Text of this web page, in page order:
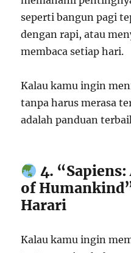
seperti bangun pagi
dengan rapi, atau
membaca setiap hari.
Kalau kamu ingin
tanpa harus merasa
adalah panduan
4.
of
Harari
Kalau kamu ingin